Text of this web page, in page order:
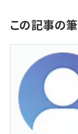
この記事の